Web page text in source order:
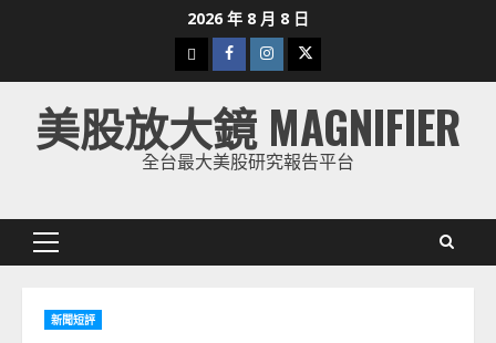
2026 年 8 月 8 日
下
載
美
股
Facebook
Instagram
Twitter
美股放大鏡 MAGNIFIER
全台最大美股研究報告平台
Primary
新聞短評